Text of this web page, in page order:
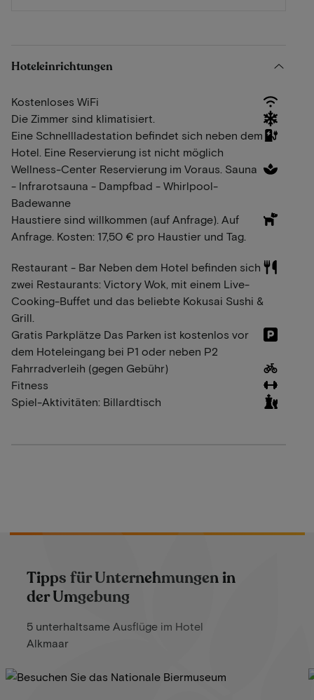
Hoteleinrichtungen
Kostenloses WiFi
Die Zimmer sind klimatisiert.
Eine Schnellladestation befindet sich neben dem
Hotel. Eine Reservierung ist nicht möglich
Wellness-Center Reservierung im Voraus. Sauna
- Infrarotsauna - Dampfbad - Whirlpool-
Badewanne
Haustiere sind willkommen (auf Anfrage). Auf
Anfrage. Kosten: 17,50 € pro Haustier und Tag.
Restaurant - Bar Neben dem Hotel befinden sich
zwei Restaurants: Victory Wok, mit einem Live-
Cooking-Buffet und das beliebte Kokusai Sushi &
Grill.
Gratis Parkplätze Das Parken ist kostenlos vor
dem Hoteleingang bei P1 oder neben P2
Fahrradverleih (gegen Gebühr)
Fitness
Spiel-Aktivitäten: Billardtisch
Tipps für Unternehmungen in
der Umgebung
5 unterhaltsame Ausflüge im Hotel
Alkmaar